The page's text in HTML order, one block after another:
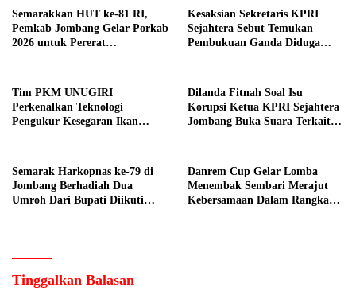
Semarakkan HUT ke-81 RI,
Pemkab Jombang Gelar Porkab
2026 untuk Pererat
Kesaksian Sekretaris KPRI
Sejahtera Sebut Temukan
Pembukuan Ganda Diduga
Tim PKM UNUGIRI
Perkenalkan Teknologi
Pengukur Kesegaran Ikan
Dilanda Fitnah Soal Isu
Korupsi Ketua KPRI Sejahtera
Jombang Buka Suara Terkait
Semarak Harkopnas ke-79 di
Jombang Berhadiah Dua
Umroh Dari Bupati Diikuti
Danrem Cup Gelar Lomba
Menembak Sembari Merajut
Kebersamaan Dalam Rangka
Tinggalkan Balasan